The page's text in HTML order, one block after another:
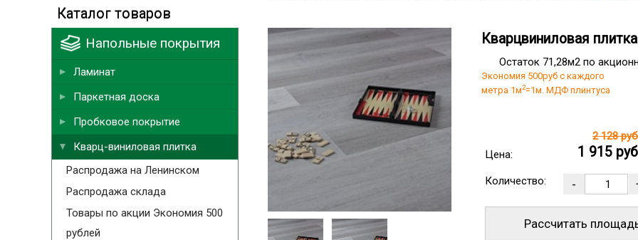
Кварцвиниловая
Остаток 71,28м2 по
Экономия 500руб с каждого
метра 1м2=1м. МДФ плинтуса
Цена:
2 128
1 915
Количество:
Рассчитать
Каталог товаров
Напольные покрытия
Ламинат
Паркетная доска
Пробковое покрытие
Кварц-виниловая плитка
Распродажа на Ленинском
Распродажа склада
Товары по акции Экономия 500
рублей